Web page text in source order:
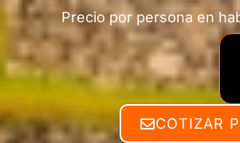
Precio por persona en
COTIZAR